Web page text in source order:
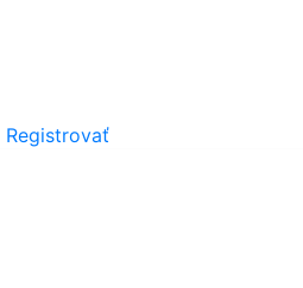
Registrovať